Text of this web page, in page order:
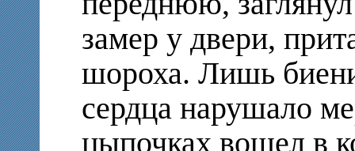
замер у двери,
шороха. Лишь
сердца нарушало
цыпочках вошел в